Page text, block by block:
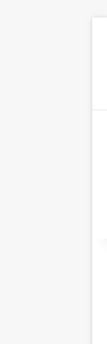
عمود جانبي